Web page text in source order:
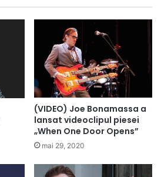
(VIDEO) Joe Bonamassa a
lansat videoclipul piesei
„When One Door Opens”
mai 29, 2020